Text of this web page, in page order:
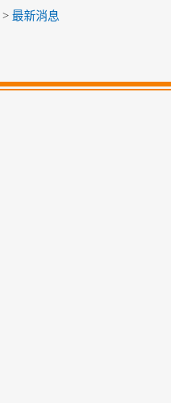
> 最新消息